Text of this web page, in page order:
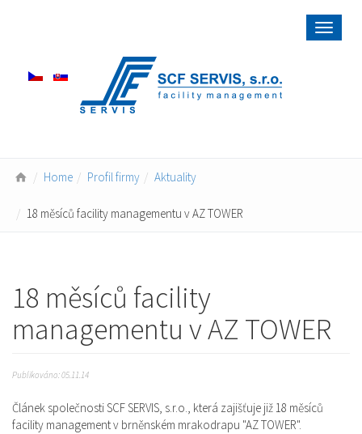
Home Profil firmy Aktuality
18 měsíců facility managementu v AZ TOWER
18 měsíců facility
managementu v AZ TOWER
Publikováno: 05.11.14
Článek společnosti SCF SERVIS, s.r.o., která zajišťuje již 18 měsíců
facility management v brněnském mrakodrapu "AZ TOWER".
Toggle